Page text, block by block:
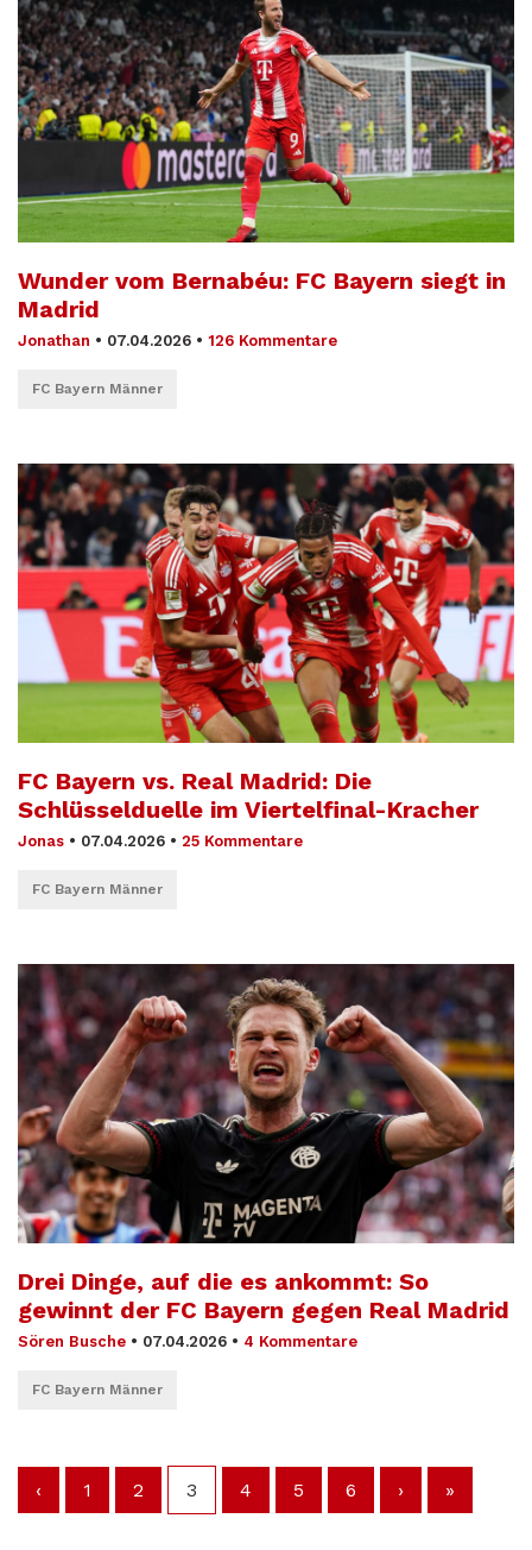
Wunder vom Bernabéu: FC Bayern siegt in
Madrid
Jonathan • 07.04.2026 • 126 Kommentare
FC Bayern Männer
FC Bayern vs. Real Madrid: Die
Schlüsselduelle im Viertelfinal-Kracher
Jonas • 07.04.2026 • 25 Kommentare
FC Bayern Männer
Drei Dinge, auf die es ankommt: So
gewinnt der FC Bayern gegen Real Madrid
Sören Busche • 07.04.2026 • 4 Kommentare
FC Bayern Männer
‹ 1 2 3 4 5 6 › »